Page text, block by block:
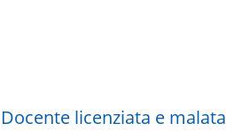
Docente licenziata e